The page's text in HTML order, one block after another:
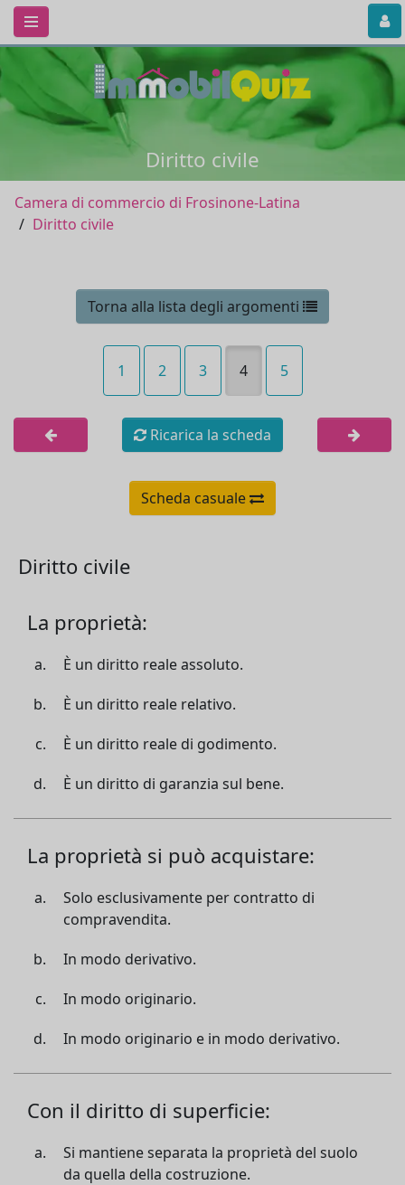
Diritto civile
Camera di commercio di Frosinone-Latina
Diritto civile
Torna alla lista degli argomenti
1 2 3 4 5
Ricarica la scheda
Scheda casuale
Diritto civile
La proprietà:
È un diritto reale assoluto.
È un diritto reale relativo.
È un diritto reale di godimento.
È un diritto di garanzia sul bene.
La proprietà si può acquistare:
Solo esclusivamente per contratto di
compravendita.
In modo derivativo.
In modo originario.
In modo originario e in modo derivativo.
Con il diritto di superficie:
Si mantiene separata la proprietà del suolo
da quella della costruzione.